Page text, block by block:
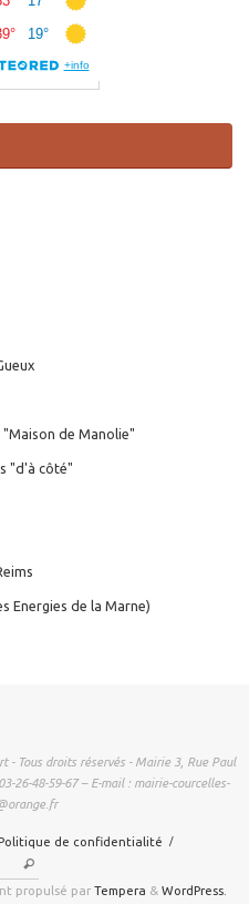
de Manolie"
"d'à côté"
Energies de la Marne)
- Tous droits réservés - Mairie 3, Rue Paul
26-48-59-67 – E-mail : mairie-courcelles-
de confidentialité
Rechercher
propulsé par Tempera & WordPress.